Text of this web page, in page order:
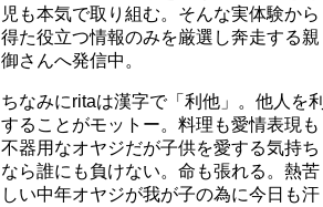
児も本気で取り組む。そんな実体験から
得た役立つ情報のみを厳選し奔走する親
御さんへ発信中。
ちなみにritaは漢字で「利他」。他人を利
することがモットー。料理も愛情表現も
不器用なオヤジだが子供を愛する気持ち
なら誰にも負けない。命も張れる。熱苦
しい中年オヤジが我が子の為に今日も汗